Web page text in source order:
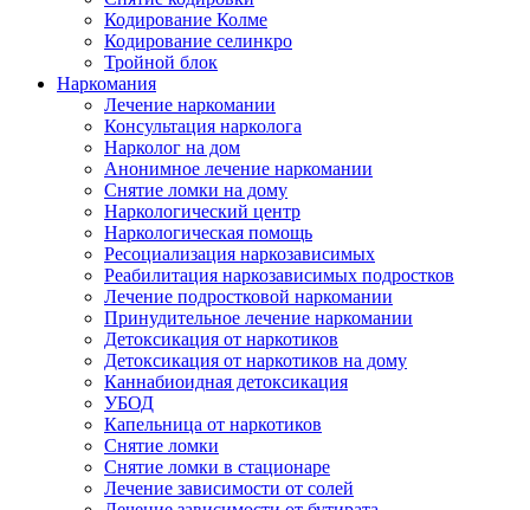
Кодирование Колме
Кодирование селинкро
Тройной блок
Наркомания
Лечение наркомании
Консультация нарколога
Нарколог на дом
Анонимное лечение наркомании
Снятие ломки на дому
Наркологический центр
Наркологическая помощь
Ресоциализация наркозависимых
Реабилитация наркозависимых подростков
Лечение подростковой наркомании
Принудительное лечение наркомании
Детоксикация от наркотиков
Детоксикация от наркотиков на дому
Каннабиоидная детоксикация
УБОД
Капельница от наркотиков
Снятие ломки
Снятие ломки в стационаре
Лечение зависимости от солей